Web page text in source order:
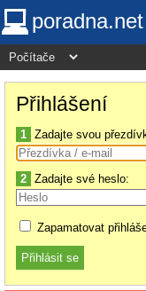
poradna.net
Přihlášení
1 Zadajte svou
2 Zadajte své heslo:
Zapamatovat